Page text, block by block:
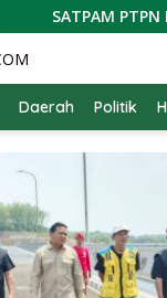
SATPAM PTPN
Daerah Politik